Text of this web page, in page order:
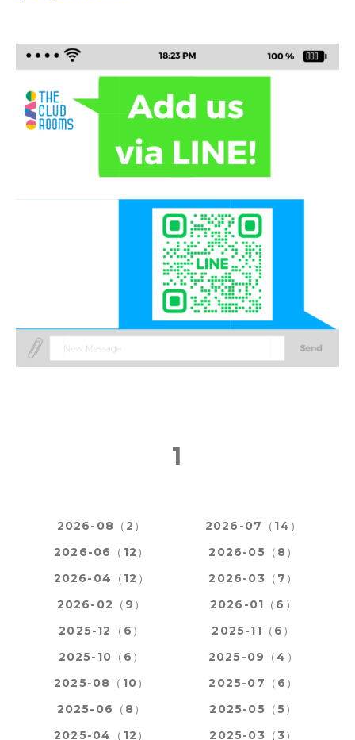
1
2026-08（2）
2026-07（14）
2026-06（12）
2026-05（8）
2026-04（12）
2026-03（7）
2026-02（9）
2026-01（6）
2025-12（6）
2025-11（6）
2025-10（6）
2025-09（4）
2025-08（10）
2025-07（6）
2025-06（8）
2025-05（5）
2025-04（12）
2025-03（3）